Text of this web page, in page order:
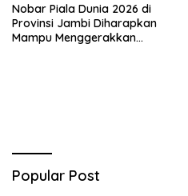
Nobar Piala Dunia 2026 di
Provinsi Jambi Diharapkan
Mampu Menggerakkan
Popular Post